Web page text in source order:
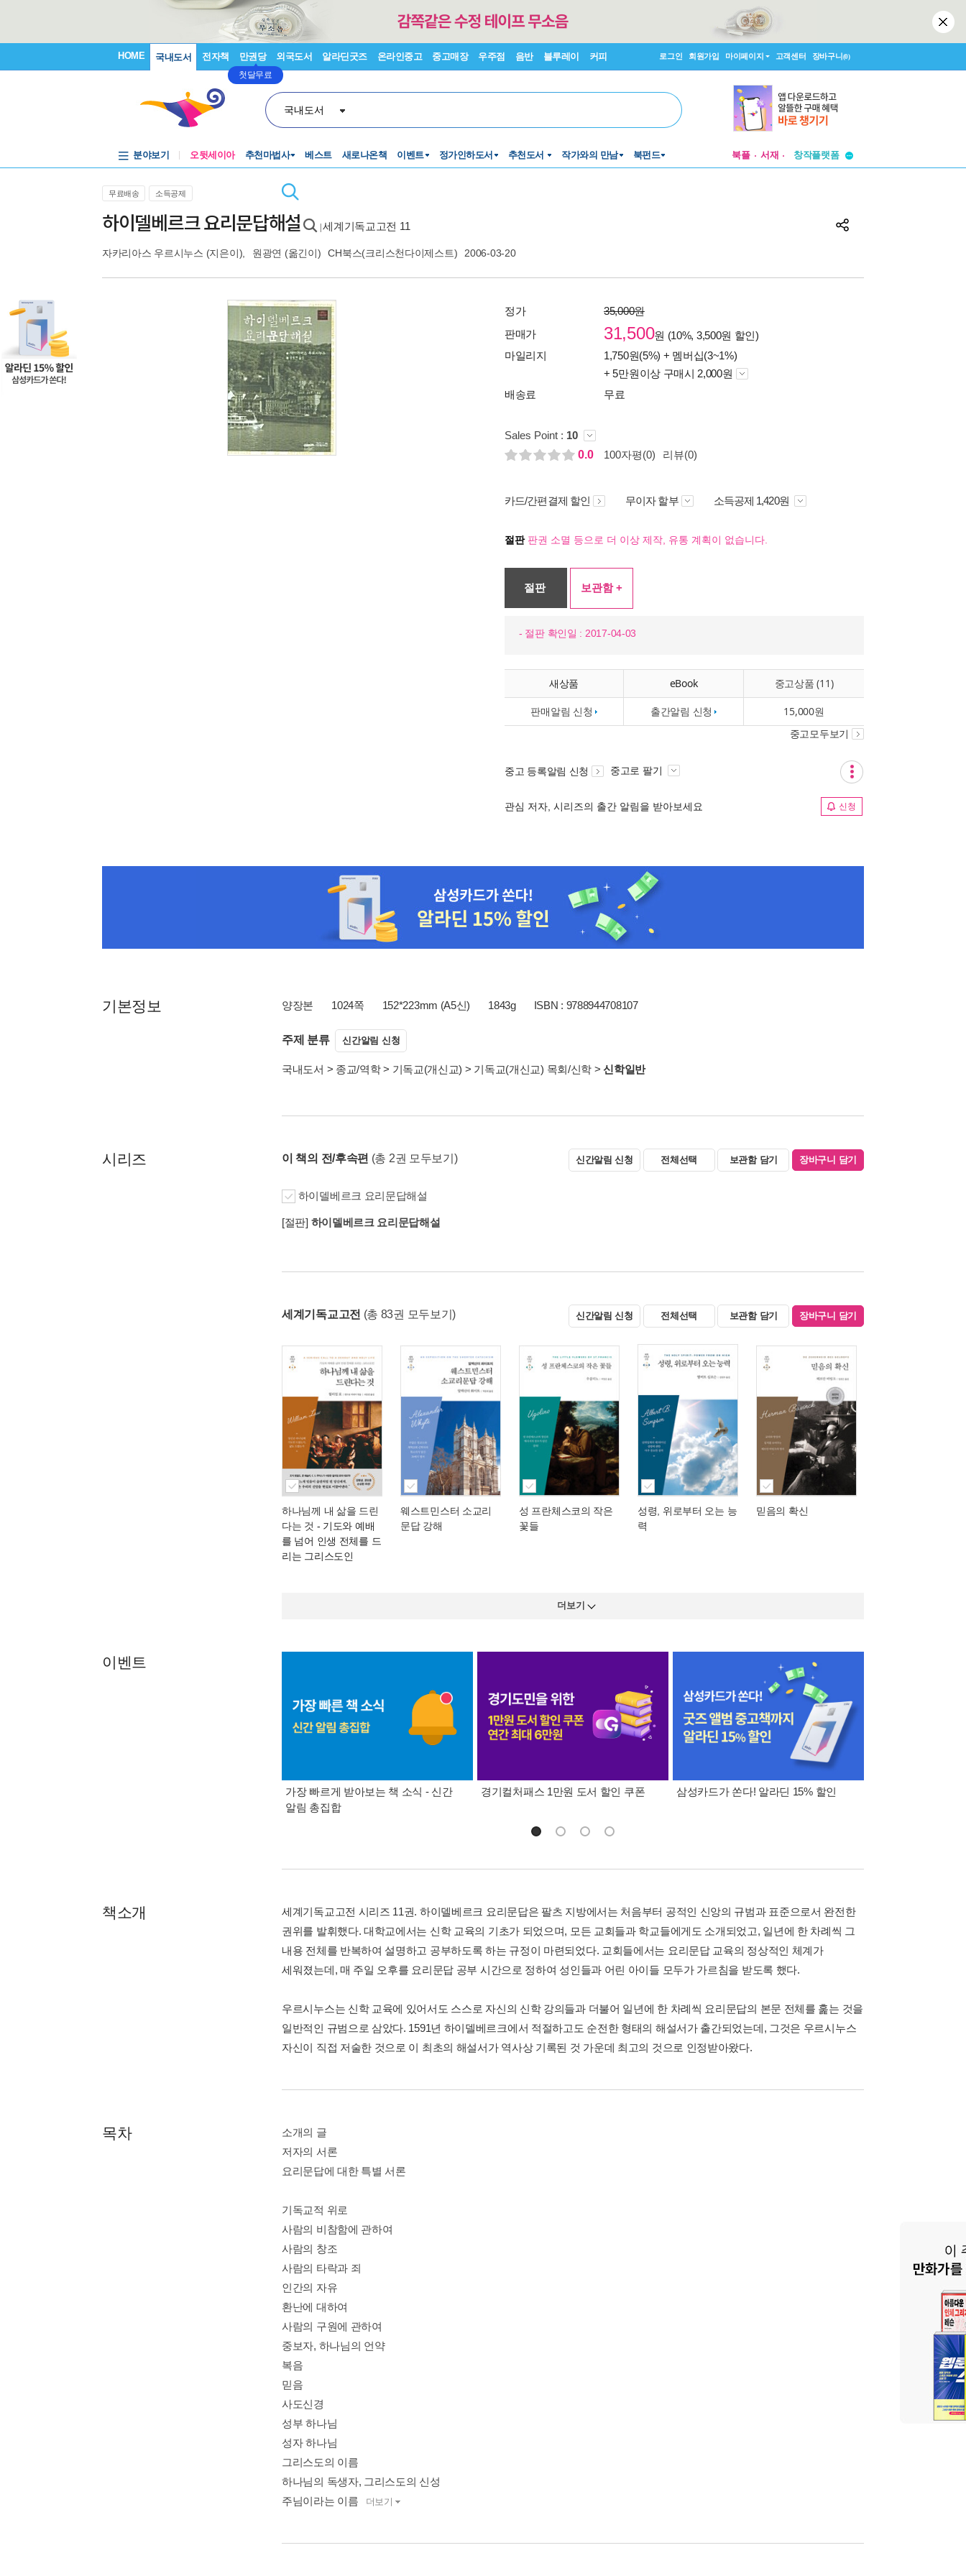
HOME 국내도서 전자책 만권당
첫달무료
외국도서 알라딘굿즈 온라인중고 중고매장 우주점 음반 블루레이 커피 로그인 회원가입 마이페이지 고객센터 장바구니(0)
국내도서
분야보기 오뒷세이아 추천마법사 베스트 새로나온책 이벤트 정가인하도서 추천도서 작가와의 만남 북펀드 북플 서재
창작플랫폼
무료배송
소득공제
하이델베르크 요리문답해설 |세계기독교고전 11
자카리아스 우르시누스 (지은이), 원광연 (옮긴이) CH북스(크리스천다이제스트) 2006-03-20
정가
35,000원
판매가
31,500원 (10%, 3,500원 할인)
마일리지
1,750원(5%) + 멤버십(3~1%)
+ 5만원이상 구매시 2,000원
배송료
무료
Sales Point : 10
0.0
100자평(0) 리뷰(0)
카드/간편결제 할인 무이자 할부 소득공제 1,420원
절판판권 소멸 등으로 더 이상 제작, 유통 계획이 없습니다.
절판 보관함 +
- 절판 확인일 : 2017-04-03
새상품 eBook 중고상품 (11)
판매알림 신청 출간알림 신청 15,000원
중고모두보기
중고 등록알림 신청 중고로 팔기
관심 저자, 시리즈의 출간 알림을 받아보세요 신청
기본정보 양장본 1024쪽 152*223mm (A5신) 1843g ISBN : 9788944708107
주제 분류 신간알림 신청
국내도서 > 종교/역학> 기독교(개신교) > 기독교(개신교) 목회/신학 >신학일반
시리즈 이 책의 전/후속편 (총 2권 모두보기) 신간알림 신청 전체선택 보관함 담기 장바구니 담기
하이델베르크 요리문답해설
[절판] 하이델베르크 요리문답해설
세계기독교고전 (총 83권 모두보기) 신간알림 신청 전체선택 보관함 담기 장바구니 담기
하나님께 내 삶을 드린
다는 것 - 기도와 예배
를 넘어 인생 전체를 드
리는 그리스도인
웨스트민스터 소교리
문답 강해
성 프란체스코의 작은
꽃들
성령, 위로부터 오는 능
력
믿음의 확신
더보기
이벤트
가장 빠르게 받아보는 책 소식 - 신간
알림 총집합
경기컬처패스 1만원 도서 할인 쿠폰 삼성카드가 쏜다! 알라딘 15% 할인
책소개
세계기독교고전 시리즈 11권. 하이델베르크 요리문답은 팔츠 지방에서는 처음부터 공적인 신앙의 규범과 표준으로서 완전한
권위를 발휘했다. 대학교에서는 신학 교육의 기초가 되었으며, 모든 교회들과 학교들에게도 소개되었고, 일년에 한 차례씩 그
내용 전체를 반복하여 설명하고 공부하도록 하는 규정이 마련되었다. 교회들에서는 요리문답 교육의 정상적인 체계가
세워졌는데, 매 주일 오후를 요리문답 공부 시간으로 정하여 성인들과 어린 아이들 모두가 가르침을 받도록 했다.
우르시누스는 신학 교육에 있어서도 스스로 자신의 신학 강의들과 더불어 일년에 한 차례씩 요리문답의 본문 전체를 훑는 것을
일반적인 규범으로 삼았다. 1591년 하이델베르크에서 적절하고도 순전한 형태의 해설서가 출간되었는데, 그것은 우르시누스
자신이 직접 저술한 것으로 이 최초의 해설서가 역사상 기록된 것 가운데 최고의 것으로 인정받아왔다.
목차
소개의 글
저자의 서론
요리문답에 대한 특별 서론
기독교적 위로
사람의 비참함에 관하여
사람의 창조
사람의 타락과 죄
인간의 자유
환난에 대하여
사람의 구원에 관하여
중보자, 하나님의 언약
복음
믿음
사도신경
성부 하나님
성자 하나님
그리스도의 이름
하나님의 독생자, 그리스도의 신성
주님이라는 이름
더보기